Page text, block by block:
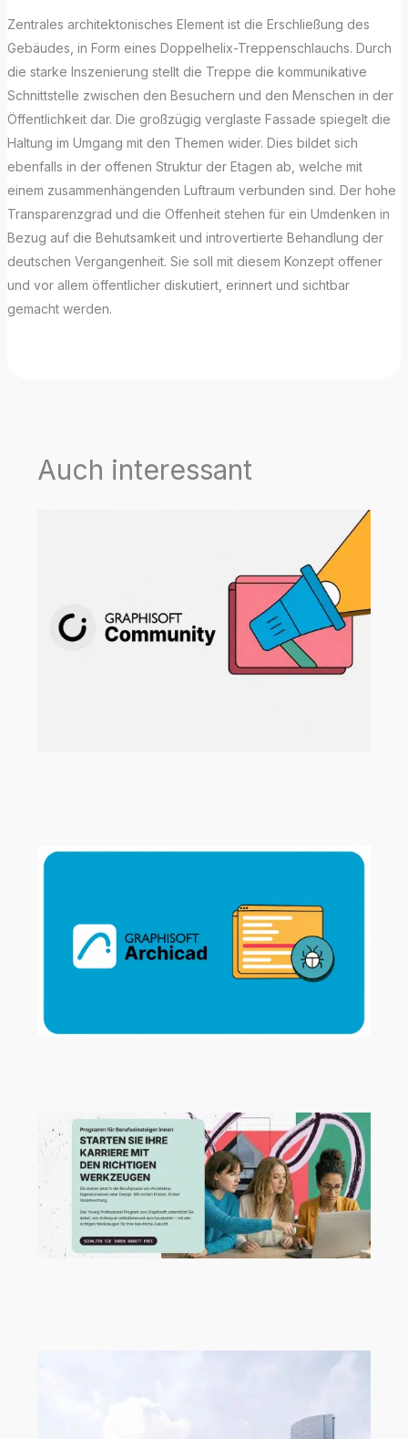
Zentrales architektonisches Element ist die Erschließung des
Gebäudes, in Form eines Doppelhelix-Treppenschlauchs. Durch
die starke Inszenierung stellt die Treppe die kommunikative
Schnittstelle zwischen den Besuchern und den Menschen in der
Öffentlichkeit dar. Die großzügig verglaste Fassade spiegelt die
Haltung im Umgang mit den Themen wider. Dies bildet sich
ebenfalls in der offenen Struktur der Etagen ab, welche mit
einem zusammenhängenden Luftraum verbunden sind. Der hohe
Transparenzgrad und die Offenheit stehen für ein Umdenken in
Bezug auf die Behutsamkeit und introvertierte Behandlung der
deutschen Vergangenheit. Sie soll mit diesem Konzept offener
und vor allem öffentlicher diskutiert, erinnert und sichtbar
gemacht werden.
Auch interessant